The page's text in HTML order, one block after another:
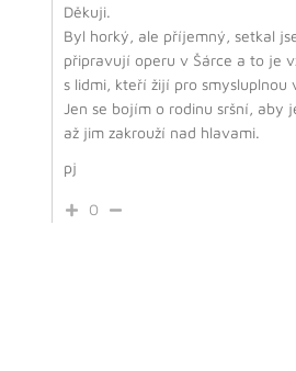
Děkuji.
Byl horký, ale příjemný, setkal
připravují operu v Šárce a to je
s lidmi, kteří žijí pro smysluplnou
Jen se bojím o rodinu sršní, aby
až jim zakrouží nad hlavami.
pj
0